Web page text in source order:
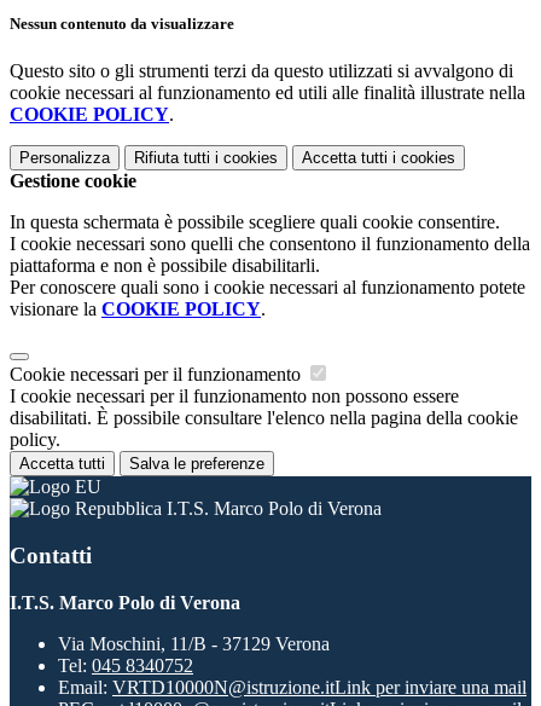
Nessun contenuto da visualizzare
Questo sito o gli strumenti terzi da questo utilizzati si avvalgono di
cookie necessari al funzionamento ed utili alle finalità illustrate nella
COOKIE POLICY.
Personalizza Rifiuta tutti i cookies Accetta tutti i cookies
Gestione cookie
In questa schermata è possibile scegliere quali cookie consentire.
I cookie necessari sono quelli che consentono il funzionamento della
piattaforma e non è possibile disabilitarli.
Per conoscere quali sono i cookie necessari al funzionamento potete
visionare la COOKIE POLICY.
Cookie necessari per il funzionamento
I cookie necessari per il funzionamento non possono essere
disabilitati. È possibile consultare l'elenco nella pagina della cookie
policy.
Accetta tutti Salva le preferenze
I.T.S. Marco Polo di Verona
Contatti
I.T.S. Marco Polo di Verona
Via Moschini, 11/B - 37129 Verona
Tel: 045 8340752
Email: VRTD10000N@istruzione.itLink per inviare una mail